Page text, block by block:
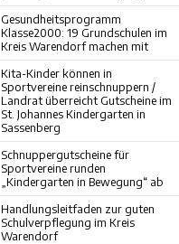
Gesundheitsprogramm
Klasse2000: 19 Grundschulen im
Kreis Warendorf machen mit
Kita-Kinder können in
Sportvereine reinschnuppern /
Landrat überreicht Gutscheine im
St. Johannes Kindergarten in
Sassenberg
Schnuppergutscheine für
Sportvereine runden
„Kindergarten in Bewegung“ ab
Handlungsleitfaden zur guten
Schulverpflegung im Kreis
Warendorf